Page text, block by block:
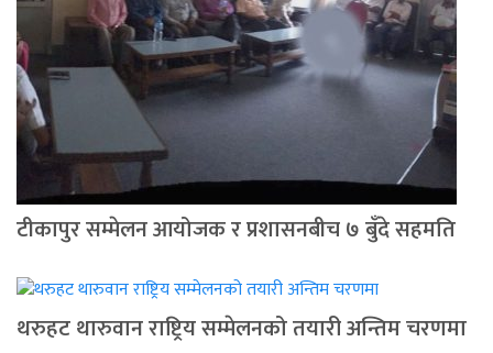
टीकापुर सम्मेलन आयोजक र प्रशासनबीच ७ बुँदे सहमति
थरुहट थारुवान राष्ट्रिय सम्मेलनको तयारी अन्तिम चरणमा